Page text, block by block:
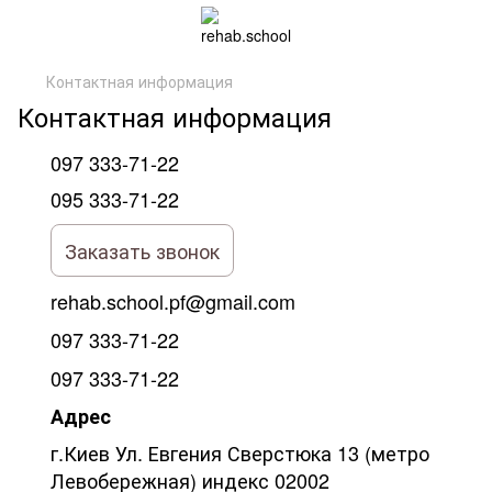
Контактная информация
Контактная информация
097 333-71-22
095 333-71-22
Заказать звонок
rehab.school.pf@gmail.com
097 333-71-22
097 333-71-22
Адрес
г.Киев Ул. Евгения Сверстюка 13 (метро
Левобережная) индекс 02002